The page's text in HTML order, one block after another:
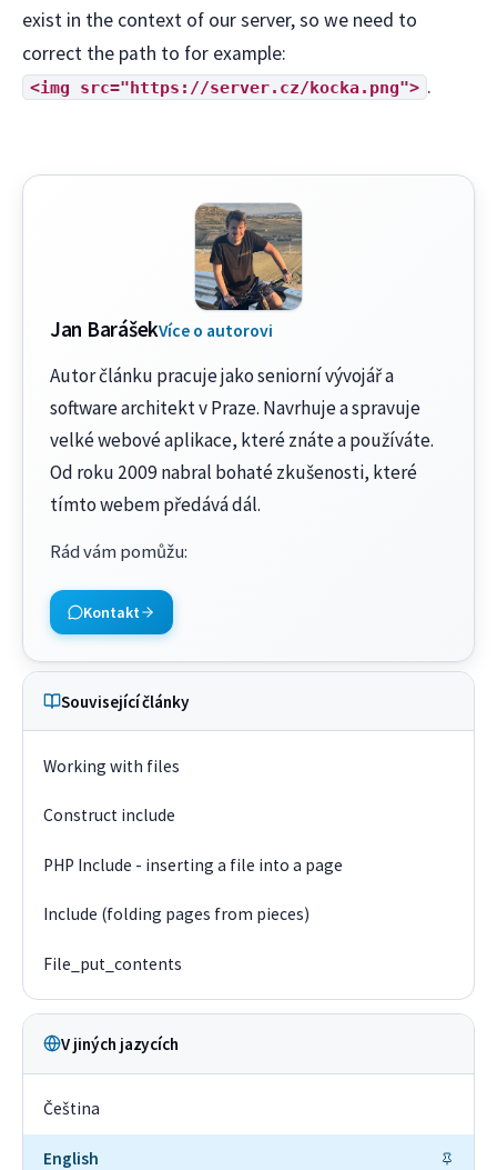
exist in the context of our server, so we need to
correct the path to for example:
<img src="https://server.cz/kocka.png"> .
Jan BarášekVíce o autorovi
Autor článku pracuje jako seniorní vývojář a
software architekt v Praze. Navrhuje a spravuje
velké webové aplikace, které znáte a používáte.
Od roku 2009 nabral bohaté zkušenosti, které
tímto webem předává dál.
Rád vám pomůžu:
Kontakt
Související články
Working with files
Construct include
PHP Include - inserting a file into a page
Include (folding pages from pieces)
File_put_contents
V jiných jazycích
Čeština
English